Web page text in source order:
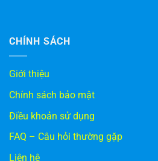
CHÍNH SÁCH
Giới thiệu
Chính sách bảo mật
Điều khoản sử dụng
FAQ – Câu hỏi thường gặp
Liên hệ